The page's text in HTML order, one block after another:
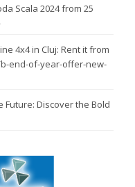
Scala 2024 from 25
4x4 in Cluj: Rent it from
end-of-year-offer-new-
Discover the Bold